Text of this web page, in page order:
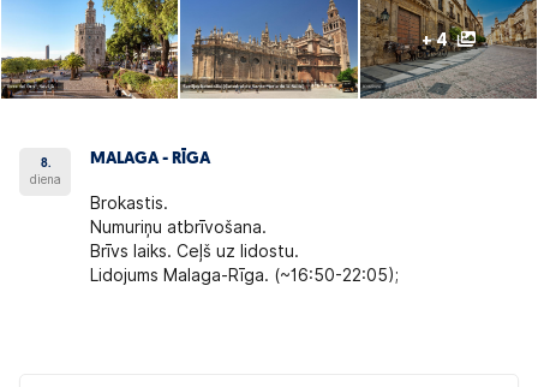
+ 4
8.
diena
MALAGA - RĪGA
Brokastis.
Numuriņu atbrīvošana.
Brīvs laiks. Ceļš uz lidostu.
Lidojums Malaga-Rīga. (~16:50-22:05);